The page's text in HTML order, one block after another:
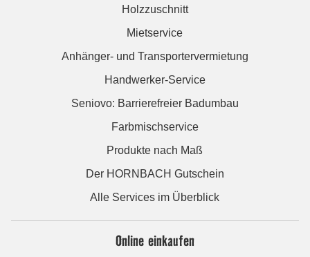
Holzzuschnitt
Mietservice
Anhänger- und Transportervermietung
Handwerker-Service
Seniovo: Barrierefreier Badumbau
Farbmischservice
Produkte nach Maß
Der HORNBACH Gutschein
Alle Services im Überblick
Online einkaufen